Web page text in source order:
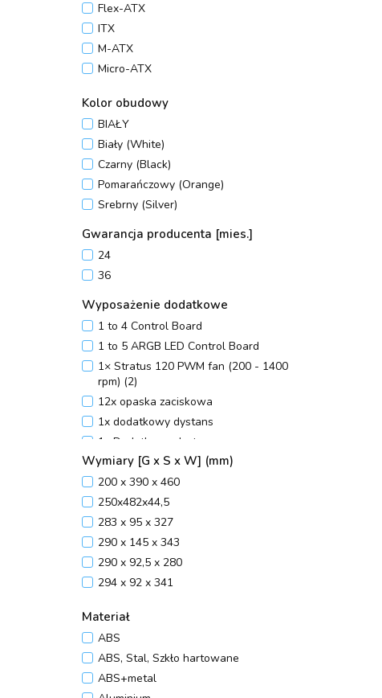
Flex-ATX
ITX
M-ATX
Micro-ATX
Mini-ITX
SSI CEB
SSI EEB
XL-ATX
Kolor obudowy
BIAŁY
Biały (White)
Czarny (Black)
Pomarańczowy (Orange)
Srebrny (Silver)
Gwarancja producenta [mies.]
24
36
Wyposażenie dodatkowe
1 to 4 Control Board
1 to 5 ARGB LED Control Board
1× Stratus 120 PWM fan (200 - 1400
rpm) (2)
12x opaska zaciskowa
1x dodatkowy dystans
1x Dodatkowy dystanse
1x Instrukcja obsługi
1x Kabel +12V od kontroli prędkości
wentylatora
1x Kabel +5V A-RGB M/B SYNC
1x kabel +5V A-RGB M/B SYNC,
1x Preinstalowany wentylator Krux
120 mm PWM ARGB
2x Preinstalowany wentylator Krux
140 mm PWM ARGB
Wymiary [G x S x W] (mm)
200 x 390 x 460
250x482x44,5
283 x 95 x 327
290 x 145 x 343
290 x 92,5 x 280
294 x 92 x 341
295 x 165 x 350 mm
300 x 430 x 44,5
329 x 170 x 408
333 × 200 × 440
Materiał
ABS
ABS, Stal, Szkło hartowane
ABS+metal